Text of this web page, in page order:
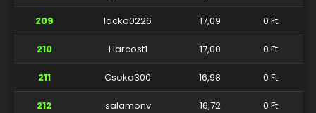
209 lacko0226 17,09 0 Ft
210 Harcost1 17,00 0 Ft
211 Csoka300 16,98 0 Ft
212 salamonv 16,72 0 Ft